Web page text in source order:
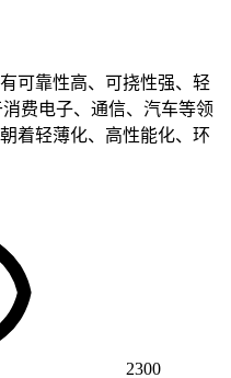
可靠性高、可挠性强、轻
费电子、通信、汽车等领
着轻薄化、高性能化、环
2300